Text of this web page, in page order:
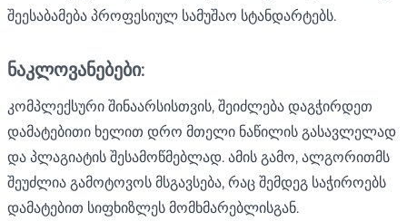
შეესაბამება პროფესიულ სამუშაო სტანდარტებს.
ნაკლოვანებები:
კომპლექსური შინაარსისთვის, შეიძლება დაგჭირდეთ
დამატებითი ხელით დრო მთელი ნაწილის გასავლელად
და პლაგიატის შესამოწმებლად. ამის გამო, ალგორითმს
შეუძლია გამოტოვოს მსგავსება, რაც შემდეგ საჭიროებს
დამატებით სიფხიზლეს მომხმარებლისგან.